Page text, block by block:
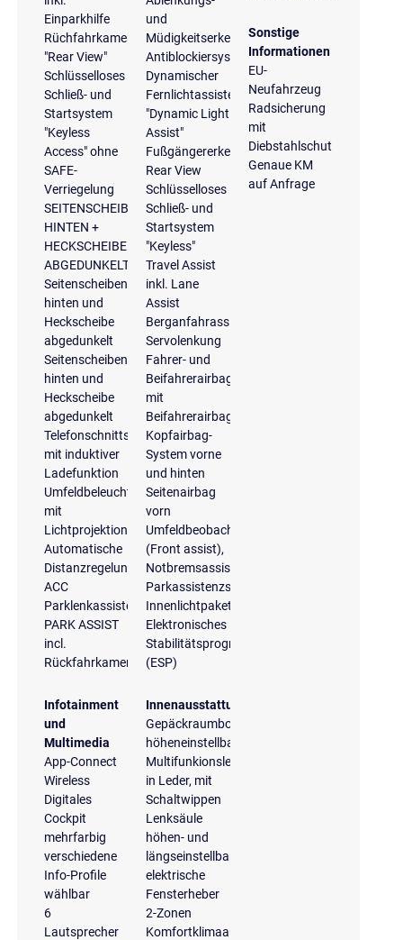
Einparkhilfe
Rüchfahrkamera
"Rear View"
Schlüsselloses
Schließ- und
Startsystem
"Keyless
Access" ohne
SAFE-
Verriegelung
SEITENSCHEIBEN
HINTEN +
HECKSCHEIBE
ABGEDUNKELT
Seitenscheiben
hinten und
Heckscheibe
abgedunkelt
Seitenscheiben
hinten und
Heckscheibe
abgedunkelt
Telefonschnittstelle
mit induktiver
Ladefunktion
Umfeldbeleuchtung
mit
Lichtprojektion
Automatische
Distanzregelung
ACC
Parklenkassistent
PARK ASSIST
incl.
Rückfahrkamera
Infotainment
und
Multimedia
App-Connect
Wireless
Digitales
Cockpit
mehrfarbig
verschiedene
Info-Profile
wählbar
6
Lautsprecher
und
Müdigkeitserkennung
Antiblockiersystem
Dynamischer
Fernlichtassistent
"Dynamic Light
Assist"
Fußgängererkennung
Rear View
Schlüsselloses
Schließ- und
Startsystem
"Keyless"
Travel Assist
inkl. Lane
Assist
Berganfahrassistent
Servolenkung
Fahrer- und
Beifahrerairbag
mit
Beifahrerairbagdeaktivierung
Kopfairbag-
System vorne
und hinten
Seitenairbag
vorn
Umfeldbeobachtungssystem
(Front assist),
Notbremsassistent
Parkassistenzsystem
Innenlichtpaket
Elektronisches
Stabilitätsprogramm
(ESP)
Innenausstattung
Gepäckraumboden
höheneinstellbar
Multifunkionslenkrad
in Leder, mit
Schaltwippen
Lenksäule
höhen- und
längseinstellbar
elektrische
Fensterheber
2-Zonen
Komfortklimaautomatik
Sonstige
Informationen
EU-
Neufahrzeug
Radsicherung
mit
Diebstahlschutz
Genaue KM
auf Anfrage